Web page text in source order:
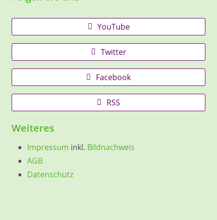
YouTube
Twitter
Facebook
RSS
Weiteres
Impressum inkl. Bildnachweis
AGB
Datenschutz